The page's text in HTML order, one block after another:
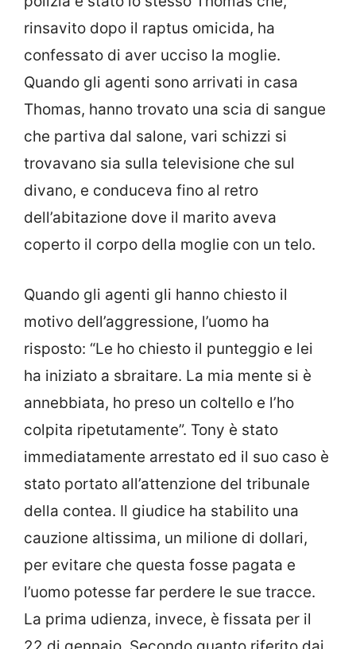
rinsavito dopo il raptus omicida, ha
confessato di aver ucciso la moglie.
Quando gli agenti sono arrivati in casa
Thomas, hanno trovato una scia di sangue
che partiva dal salone, vari schizzi si
trovavano sia sulla televisione che sul
divano, e conduceva fino al retro
dell’abitazione dove il marito aveva
coperto il corpo della moglie con un telo.
Quando gli agenti gli hanno chiesto il
motivo dell’aggressione, l’uomo ha
risposto: “Le ho chiesto il punteggio e lei
ha iniziato a sbraitare. La mia mente si è
annebbiata, ho preso un coltello e l’ho
colpita ripetutamente”. Tony è stato
immediatamente arrestato ed il suo caso è
stato portato all’attenzione del tribunale
della contea. Il giudice ha stabilito una
cauzione altissima, un milione di dollari,
per evitare che questa fosse pagata e
l’uomo potesse far perdere le sue tracce.
La prima udienza, invece, è fissata per il